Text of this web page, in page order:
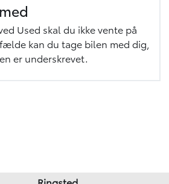
Used skal du ikke vente på
kan du tage bilen med dig,
er underskrevet.